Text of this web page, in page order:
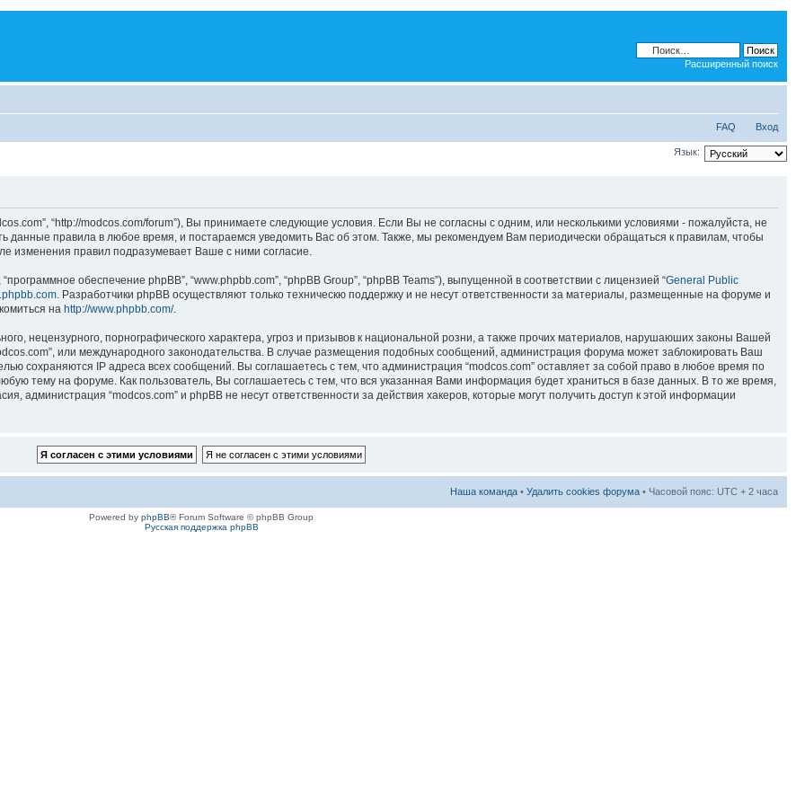
Расширенный поиск
FAQ Вход
Язык:
“http://modcos.com/forum”), Вы принимаете следующие условия. Если Вы не согласны с одним, или несколькими условиями - пожалуйста, не
данные правила в любое время, и постараемся уведомить Вас об этом. Также, мы рекомендуем Вам периодически обращаться к правилам, чтобы
изменения правил подразумевает Ваше с ними согласие.
обеспечение phpBB”, “www.phpbb.com”, “phpBB Group”, “phpBB Teams”), выпущенной в соответствии с лицензией “General Public
. Разработчики phpBB осуществляют только техническю поддержку и не несут ответственности за материалы, размещенные на форуме и
на http://www.phpbb.com/.
нецензурного, порнографического характера, угроз и призывов к национальной розни, а также прочих материалов, нарушаюших законы Вашей
или международного законодательства. В случае размещения подобных сообщений, администрация форума может заблокировать Ваш
сохраняются IP адреса всех сообщений. Вы соглашаетесь с тем, что администрация “modcos.com” оставляет за собой право в любое время по
тему на форуме. Как пользователь, Вы соглашаетесь с тем, что вся указанная Вами информация будет храниться в базе данных. В то же время,
администрация “modcos.com” и phpBB не несут ответственности за действия хакеров, которые могут получить доступ к этой информации
Наша команда • Удалить cookies форума • Часовой пояс: UTC + 2 часа
Powered by phpBB® Forum Software © phpBB Group
Русская поддержка phpBB